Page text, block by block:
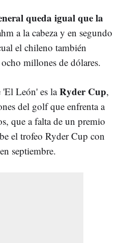
queda igual que la
a la cabeza y en segundo
el chileno también
millones de dólares.
León' es laRyder Cup,
del golf que enfrenta a
que a falta de un premio
el trofeo Ryder Cup con
septiembre.